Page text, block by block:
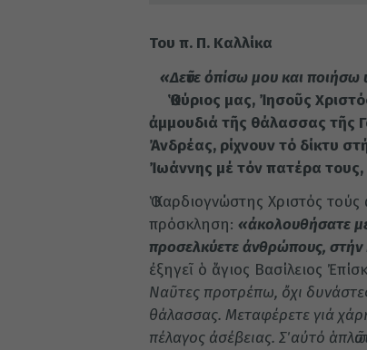
Του π. Π. Καλλίκα
«Δεῦτε ὀπίσω μου και
Ὁ Κύριος μας, Ἰησοῦς
ἀμμουδιά τῆς θάλασσας τῆς
Ἀνδρέας, ρίχνουν τό δίκτυ
Ἰωάννης μέ τόν πατέρα
Ὁ Καρδιογνώστης Χριστός
πρόσκληση: «ἀκολουθήσατε
προσελκύετε ἀνθρώπους, στήν
ἐξηγεῖ ὁ ἅγιος Βασίλειος
Ναῦτες προτρέπω, ὄχι
θάλασσας. Μεταφέρετε γιά
πέλαγος ἀσέβειας. Σ΄ αὐτό